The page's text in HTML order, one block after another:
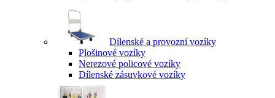
Dílenské a provozní vozíky
Plošinové vozíky
Nerezové policové vozíky
Dílenské zásuvkové vozíky